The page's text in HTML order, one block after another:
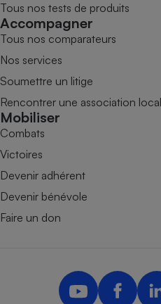
Tous nos tests de produits
Accompagner
Tous nos comparateurs
Nos services
Soumettre un litige
Rencontrer une association
Mobiliser
Combats
Victoires
Devenir adhérent
Devenir bénévole
Faire un don